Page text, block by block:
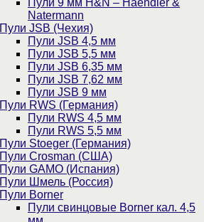
Пули 9 мм H&N – Haendler &
Natermann
Пули JSB (Чехия)
Пули JSB 4,5 мм
Пули JSB 5,5 мм
Пули JSB 6,35 мм
Пули JSB 7,62 мм
Пули JSB 9 мм
Пули RWS (Германия)
Пули RWS 4,5 мм
Пули RWS 5,5 мм
Пули Stoeger (Германия)
Пули Crosman (США)
Пули GAMO (Испания)
Пули Шмель (Россия)
Пули Borner
Пули свинцовые Borner кал. 4,5